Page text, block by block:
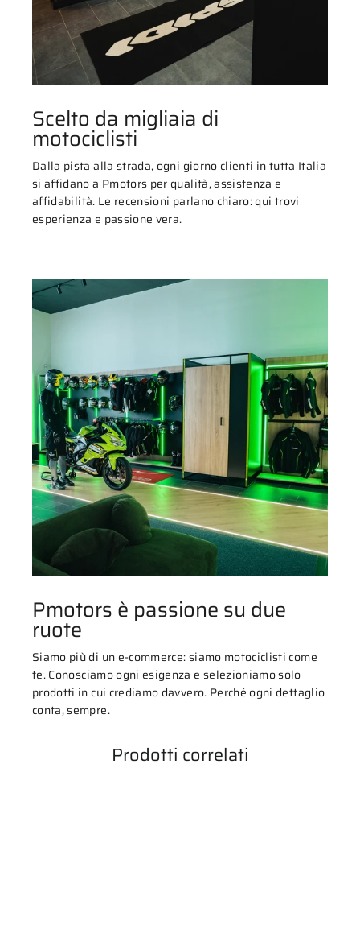
Scelto da migliaia di
motociclisti
Dalla pista alla strada, ogni giorno clienti in tutta Italia
si affidano a Pmotors per qualità, assistenza e
affidabilità. Le recensioni parlano chiaro: qui trovi
esperienza e passione vera.
Pmotors è passione su due
ruote
Siamo più di un e-commerce: siamo motociclisti come
te. Conosciamo ogni esigenza e selezioniamo solo
prodotti in cui crediamo davvero. Perché ogni dettaglio
conta, sempre.
Prodotti correlati